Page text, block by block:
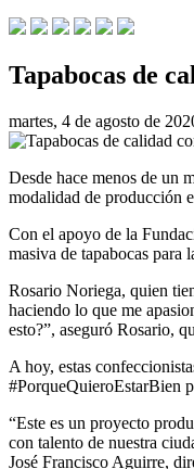
Tapabocas de
martes, 4 de agosto de
Desde hace menos de un
modalidad de producción
Con el apoyo de la
masiva de tapabocas para
Rosario Noriega, quien
haciendo lo que me
esto?”, aseguró Rosario,
A hoy, estas
#PorqueQuieroEstarBien
“Este es un proyecto
con talento de nuestra
José Francisco Aguirre,